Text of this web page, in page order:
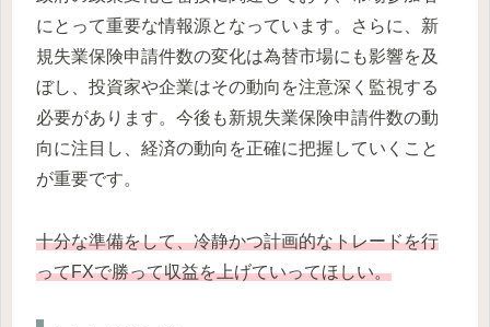
にとって重要な情報源となっています。さらに、新
規失業保険申請件数の変化は為替市場にも影響を及
ぼし、投資家や企業はその動向を注意深く監視する
必要があります。今後も新規失業保険申請件数の動
向に注目し、経済の動向を正確に把握していくこと
が重要です。
十分な準備をして、冷静かつ計画的なトレードを行
ってFXで勝って収益を上げていってほしい。